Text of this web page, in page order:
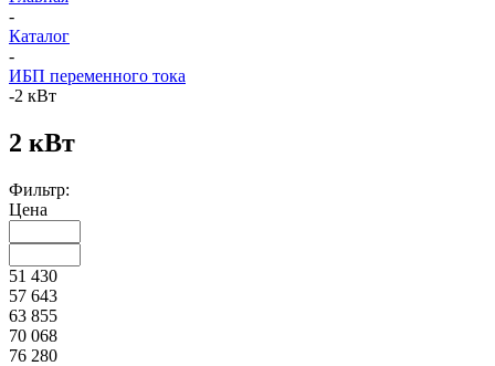
-
Каталог
-
ИБП переменного тока
-2 кВт
2 кВт
Фильтр:
Цена
51 430
57 643
63 855
70 068
76 280